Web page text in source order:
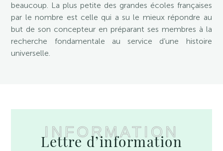
beaucoup. La plus petite des grandes écoles françaises
par le nombre est celle qui a su le mieux répondre au
but de son concepteur en préparant ses membres à la
recherche fondamentale au service d’une histoire
universelle.
INFORMATION
Lettre d’information